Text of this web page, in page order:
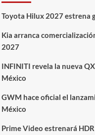
Toyota Hilux 2027 estrena
Kia arranca
2027
INFINITI revela la nueva
México
GWM hace oficial el
México
Prime Video estrenará